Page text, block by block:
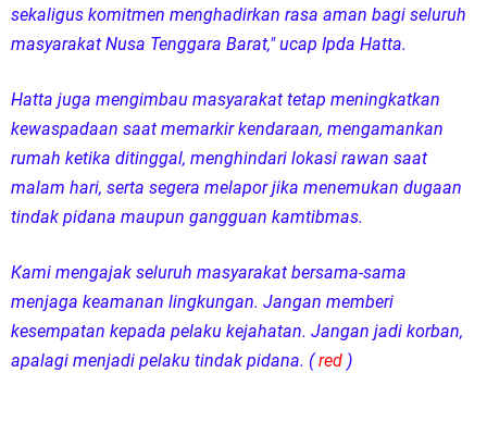
sekaligus komitmen menghadirkan rasa aman bagi seluruh
masyarakat Nusa Tenggara Barat," ucap Ipda Hatta.
Hatta juga mengimbau masyarakat tetap meningkatkan
kewaspadaan saat memarkir kendaraan, mengamankan
rumah ketika ditinggal, menghindari lokasi rawan saat
malam hari, serta segera melapor jika menemukan dugaan
tindak pidana maupun gangguan kamtibmas.
Kami mengajak seluruh masyarakat bersama-sama
menjaga keamanan lingkungan. Jangan memberi
kesempatan kepada pelaku kejahatan. Jangan jadi korban,
apalagi menjadi pelaku tindak pidana. (red )